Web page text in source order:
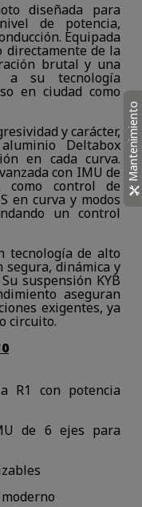
diseñada para
de potencia,
Equipada
directamente de la
brutal y una
a su tecnología
en ciudad como
y carácter,
Deltabox
en cada curva.
con IMU de
como control de
en curva y modos
un control
tecnología de alto
segura, dinámica y
suspensión KYB
aseguran
exigentes, ya
circuito.
R1 con potencia
de 6 ejes para
Mantenimiento